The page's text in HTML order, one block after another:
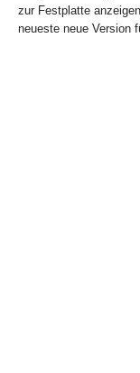
zur Festplatte
neueste neue Version